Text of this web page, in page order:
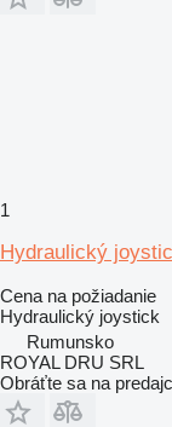
1
Hydraulický
Cena na požiadanie
Hydraulický joystick
Rumunsko
ROYAL DRU SRL
Obráťte sa na